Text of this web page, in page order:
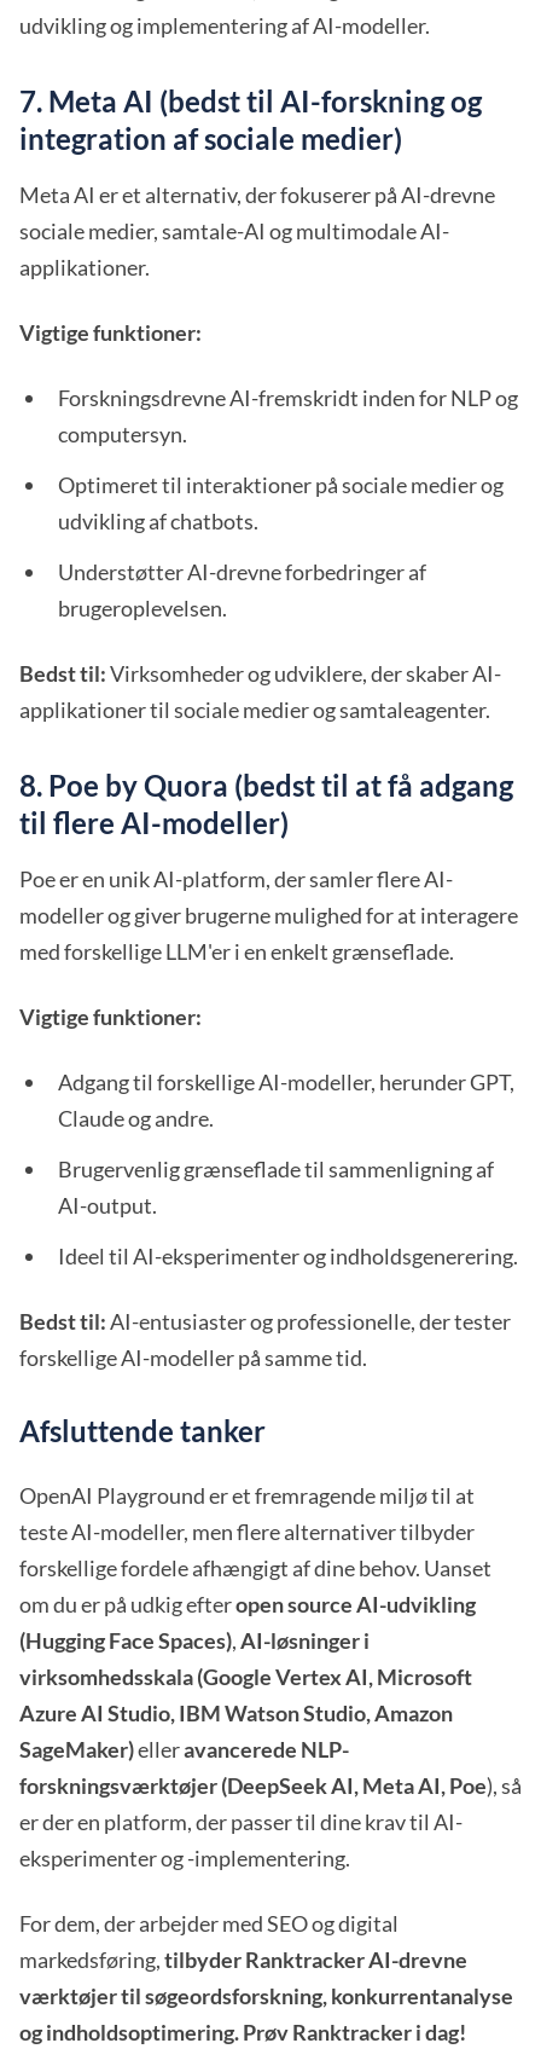
udvikling og implementering af AI-modeller.
7. Meta AI (bedst til AI-forskning og
integration af sociale medier)
Meta AI er et alternativ, der fokuserer på AI-drevne
sociale medier, samtale-AI og multimodale AI-
applikationer.
Vigtige funktioner:
Forskningsdrevne AI-fremskridt inden for NLP og
computersyn.
Optimeret til interaktioner på sociale medier og
udvikling af chatbots.
Understøtter AI-drevne forbedringer af
brugeroplevelsen.
Bedst til:Virksomheder og udviklere, der skaber AI-
applikationer til sociale medier og samtaleagenter.
8. Poe by Quora (bedst til at få adgang
til flere AI-modeller)
Poe er en unik AI-platform, der samler flere AI-
modeller og giver brugerne mulighed for at interagere
med forskellige LLM'er i en enkelt grænseflade.
Vigtige funktioner:
Adgang til forskellige AI-modeller, herunder GPT,
Claude og andre.
Brugervenlig grænseflade til sammenligning af
AI-output.
Ideel til AI-eksperimenter og indholdsgenerering.
Bedst til:AI-entusiaster og professionelle, der tester
forskellige AI-modeller på samme tid.
Afsluttende tanker
OpenAI Playground er et fremragende miljø til at
teste AI-modeller, men flere alternativer tilbyder
forskellige fordele afhængigt af dine behov. Uanset
om du er på udkig efteropen source AI-udvikling
(Hugging Face Spaces),AI-løsninger i
virksomhedsskala (Google Vertex AI, Microsoft
Azure AI Studio, IBM Watson Studio, Amazon
SageMaker)elleravancerede NLP-
forskningsværktøjer (DeepSeek AI, Meta AI, Poe), så
er der en platform, der passer til dine krav til AI-
eksperimenter og -implementering.
For dem, der arbejder med SEO og digital
markedsføring,tilbyder Ranktracker AI-drevne
værktøjer til søgeordsforskning, konkurrentanalyse
og indholdsoptimering. Prøv Ranktracker i dag!